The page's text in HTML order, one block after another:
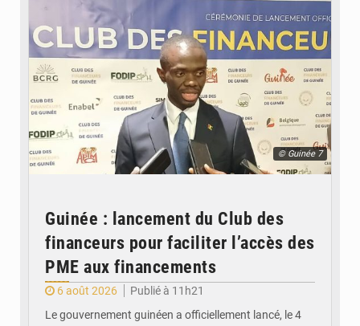
© Guinée 7
Guinée : lancement du Club des
financeurs pour faciliter l’accès des
PME aux financements
6 août 2026
Publié à 11h21
Le gouvernement guinéen a officiellement lancé, le 4